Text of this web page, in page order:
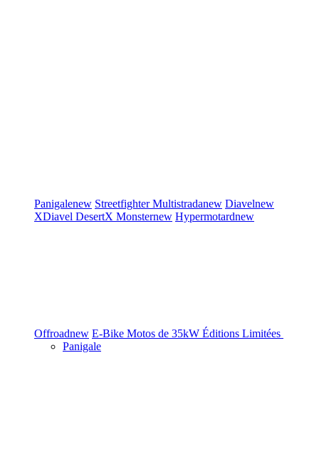
Panigalenew StreetfighterMultistradanew Diavelnew
XDiavel DesertX Monsternew Hypermotardnew
Offroadnew E-Bike Motos de 35kW Éditions Limitées
Panigale